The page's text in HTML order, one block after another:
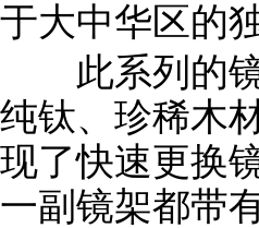
于大中华区的
此系列的镜
纯钛、珍稀木
现了快速更换
一副镜架都带